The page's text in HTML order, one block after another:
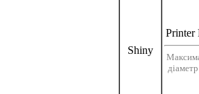
Shiny
Printer